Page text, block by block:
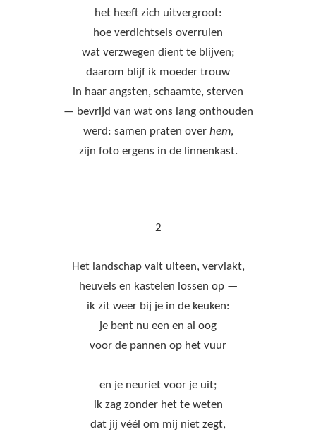
het heeft zich uitvergroot:
hoe verdichtsels overrulen
wat verzwegen dient te blijven;
daarom blijf ik moeder trouw
in haar angsten, schaamte, sterven
— bevrijd van wat ons lang onthouden
werd: samen praten over hem,
zijn foto ergens in de linnenkast.
2
Het landschap valt uiteen, vervlakt,
heuvels en kastelen lossen op —
ik zit weer bij je in de keuken:
je bent nu een en al oog
voor de pannen op het vuur
en je neuriet voor je uit;
ik zag zonder het te weten
dat jij véél om mij niet zegt,